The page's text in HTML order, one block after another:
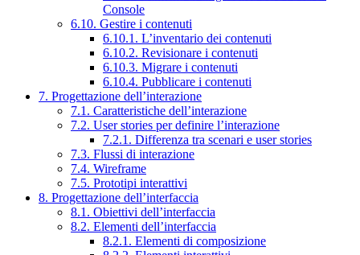
Console
6.10. Gestire i contenuti
6.10.1. L’inventario dei contenuti
6.10.2. Revisionare i contenuti
6.10.3. Migrare i contenuti
6.10.4. Pubblicare i contenuti
7. Progettazione dell’interazione
7.1. Caratteristiche dell’interazione
7.2. User stories per definire l’interazione
7.2.1. Differenza tra scenari e user stories
7.3. Flussi di interazione
7.4. Wireframe
7.5. Prototipi interattivi
8. Progettazione dell’interfaccia
8.1. Obiettivi dell’interfaccia
8.2. Elementi dell’interfaccia
8.2.1. Elementi di composizione